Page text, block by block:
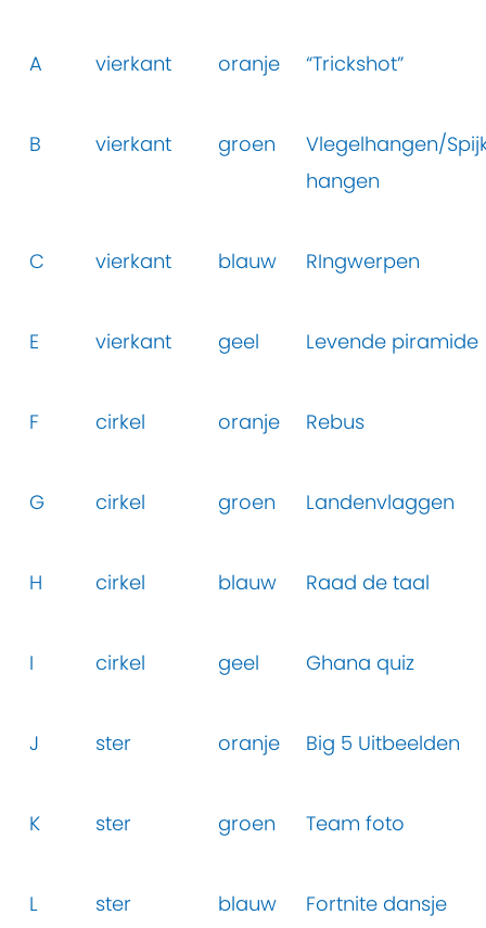
A vierkant oranje “Trickshot”
B vierkant groen
Vlegelhangen/
hangen
C vierkant blauw RIngwerpen
E vierkant geel Levende piramide
F cirkel oranje Rebus
G cirkel groen Landenvlaggen
H cirkel blauw Raad de taal
I cirkel geel Ghana quiz
J ster oranje Big 5 Uitbeelden
K ster groen Team foto
L ster blauw Fortnite dansje